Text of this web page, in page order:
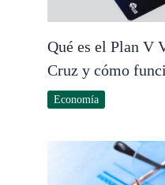
Qué es el Plan V
Cruz y cómo
Economía